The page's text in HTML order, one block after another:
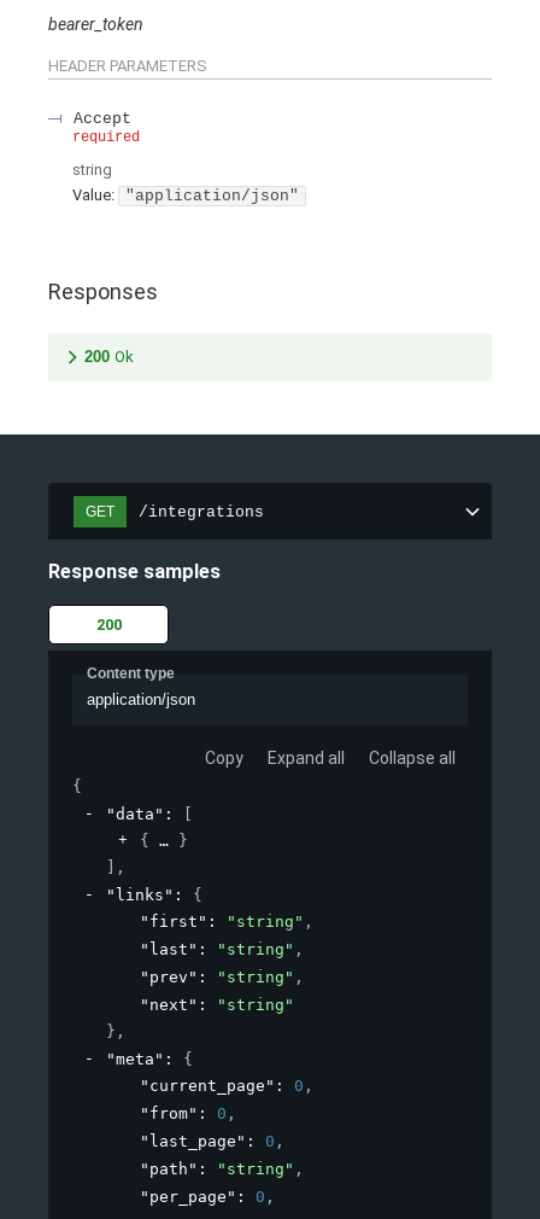
bearer_token
HEADER PARAMETERS
Accept
required
string
Value: "application/json"
Responses
200 Ok
GET /integrations
Response samples
200
Content type
application/json
Copy Expand all Collapse all
{
"data" :
{
}
,
"links" : {
"first" : "string" ,
"last" : "string" ,
"prev" : "string" ,
"next" :
"string"
} ,
"meta" : {
"current_page" : 0 ,
"from" : 0 ,
"last_page" : 0 ,
"path" : "string" ,
"per_page" : 0 ,